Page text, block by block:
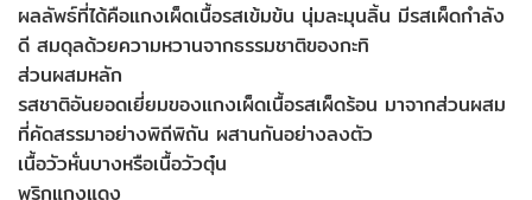
ผลลัพธ์ที่ได้คือแกงเผ็ดเนื้อรสเข้มข้น นุ่มละมุนลิ้น มีรสเผ็ดกำลัง
ดี สมดุลด้วยความหวานจากธรรมชาติของกะทิ
ส่วนผสมหลัก
รสชาติอันยอดเยี่ยมของแกงเผ็ดเนื้อรสเผ็ดร้อน มาจากส่วนผสม
ที่คัดสรรมาอย่างพิถีพิถัน ผสานกันอย่างลงตัว
เนื้อวัวหั่นบางหรือเนื้อวัวตุ๋น
พริกแกงแดง